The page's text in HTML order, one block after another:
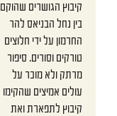
קיבוץ הגושרים שהוקם
בין נחל הבניאס להר
החרמון על ידי חלוצים
טורקים וסורים. סיפור
מרתק ולא מוכר על
עולים אמיצים שהקימו
קיבוץ לתפארת ואת